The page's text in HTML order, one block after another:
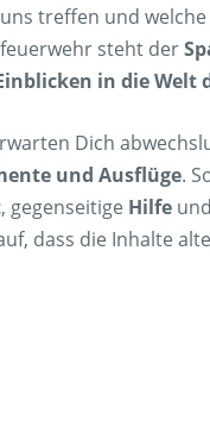
treffen und welche
steht der
in die Welt
Dich
und Ausflüge.
, gegenseitige Hilfe und
dass die Inhalte